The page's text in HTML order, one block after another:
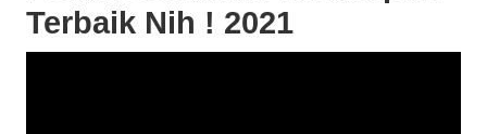
Terbaik Nih ! 2021